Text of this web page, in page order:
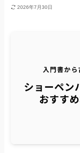
2026年7月30日